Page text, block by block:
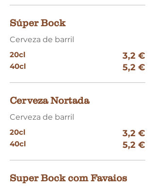
Súper Bock
Cerveza de barril
20cl
3,2 €
40cl 5,2 €
Cerveza Nortada
Cerveza de barril
20cl
3,2 €
40cl 5,2 €
Super Bock com Favaios